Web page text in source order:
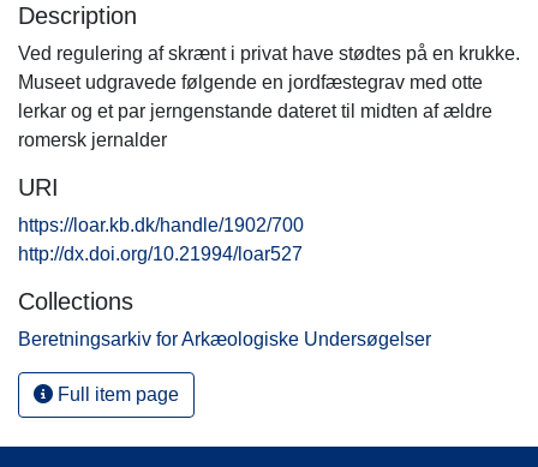
Description
Ved regulering af skrænt i privat have stødtes på en krukke.
Museet udgravede følgende en jordfæstegrav med otte
lerkar og et par jerngenstande dateret til midten af ældre
romersk jernalder
URI
https://loar.kb.dk/handle/1902/700
http://dx.doi.org/10.21994/loar527
Collections
Beretningsarkiv for Arkæologiske Undersøgelser
Full item page